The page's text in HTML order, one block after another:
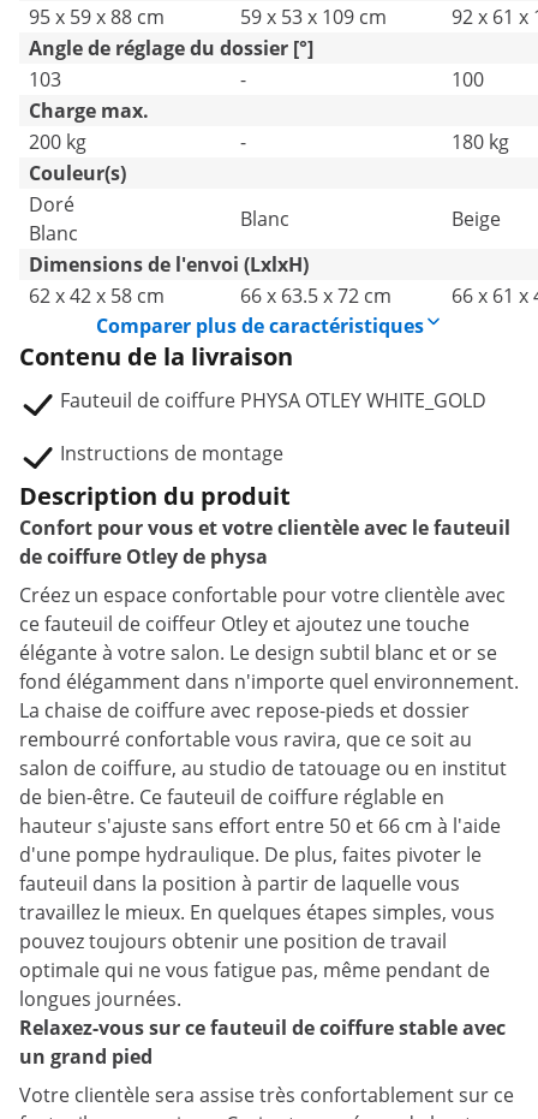
95 x 59 x 88 cm
59 x 53 x 109 cm
92 x 61 x
Angle de réglage du dossier [°]
103
-
100
Charge max.
200 kg
-
180 kg
Couleur(s)
Doré
Blanc
Blanc
Beige
Dimensions de l'envoi (LxlxH)
62 x 42 x 58 cm
66 x 63.5 x 72 cm
66 x 61 x
Comparer plus de caractéristiques
Contenu de la livraison
Fauteuil de coiffure PHYSA OTLEY WHITE_GOLD
Instructions de montage
Description du produit
Confort pour vous et votre clientèle avec le fauteuil
de coiffure Otley de physa
Créez un espace confortable pour votre clientèle avec
ce fauteuil de coiffeur Otley et ajoutez une touche
élégante à votre salon. Le design subtil blanc et or se
fond élégamment dans n'importe quel environnement.
La chaise de coiffure avec repose-pieds et dossier
rembourré confortable vous ravira, que ce soit au
salon de coiffure, au studio de tatouage ou en institut
de bien-être. Ce fauteuil de coiffure réglable en
hauteur s'ajuste sans effort entre 50 et 66 cm à l'aide
d'une pompe hydraulique. De plus, faites pivoter le
fauteuil dans la position à partir de laquelle vous
travaillez le mieux. En quelques étapes simples, vous
pouvez toujours obtenir une position de travail
optimale qui ne vous fatigue pas, même pendant de
longues journées.
Relaxez-vous sur ce fauteuil de coiffure stable avec
un grand pied
Votre clientèle sera assise très confortablement sur ce